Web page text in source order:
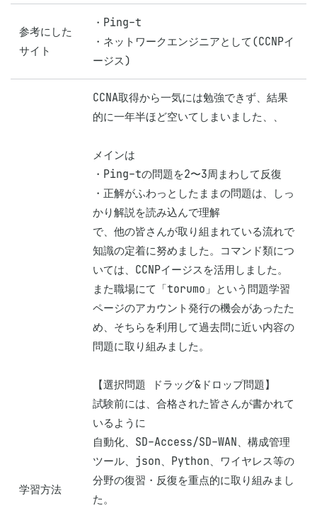
参考にした
サイト
・Ping-t
・ネットワークエンジニアとして(CCNPイ
ージス)
学習方法
CCNA取得から一気には勉強できず、結果
的に一年半ほど空いてしまいました、、
メインは
・Ping-tの問題を2〜3周まわして反復
・正解がふわっとしたままの問題は、しっ
かり解説を読み込んで理解
で、他の皆さんが取り組まれている流れで
知識の定着に努めました。コマンド類につ
いては、CCNPイージスを活用しました。
また職場にて「torumo」という問題学習
ページのアカウント発行の機会があったた
め、そちらを利用して過去問に近い内容の
問題に取り組みました。
【選択問題 ドラッグ&ドロップ問題】
試験前には、合格された皆さんが書かれて
いるように
自動化、SD-Access/SD-WAN、構成管理
ツール、json、Python、ワイヤレス等の
分野の復習・反復を重点的に取り組みまし
た。